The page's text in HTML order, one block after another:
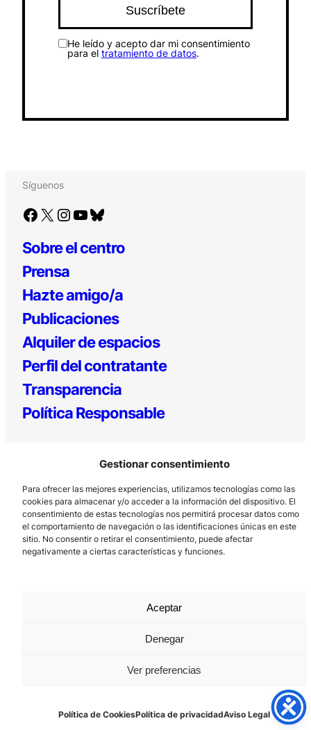
Gestionar consentimiento
Para ofrecer las mejores experiencias, utilizamos tecnologías como las
cookies para almacenar y/o acceder a la información del dispositivo. El
consentimiento de estas tecnologías nos permitirá procesar datos como
el comportamiento de navegación o las identificaciones únicas en este
sitio. No consentir o retirar el consentimiento, puede afectar
negativamente a ciertas características y funciones.
Aceptar
Denegar
Ver preferencias
Política de CookiesPolítica de privacidadAviso Legal
He leído y acepto dar mi consentimiento
para el tratamiento de datos.
Síguenos
Facebook X Instagram YouTube Bluesky
Sobre el centro
Prensa
Hazte amigo/a
Publicaciones
Alquiler de espacios
Perfil del contratante
Transparencia
Política Responsable
Los Prados, 121 – 33203 Gijón
985 185 577 – info@laboralcentrodearte.org